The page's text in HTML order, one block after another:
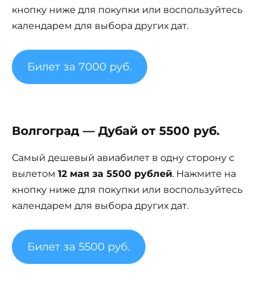
кнопку ниже для покупки или воспользуйтесь
календарем для выбора других дат.
Билет за 7000 руб.
Волгоград — Дубай от 5500 руб.
Самый дешевый авиабилет в одну сторону с
вылетом 12 мая за 5500 рублей. Нажмите на
кнопку ниже для покупки или воспользуйтесь
календарем для выбора других дат.
Билет за 5500 руб.